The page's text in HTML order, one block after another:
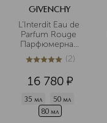
GIVENCHY
L’Interdit Eau de
Parfum Rouge
Парфюмерная
вода
5из 52 (2)
16 780 ¤
35 мл
50 мл
80 мл